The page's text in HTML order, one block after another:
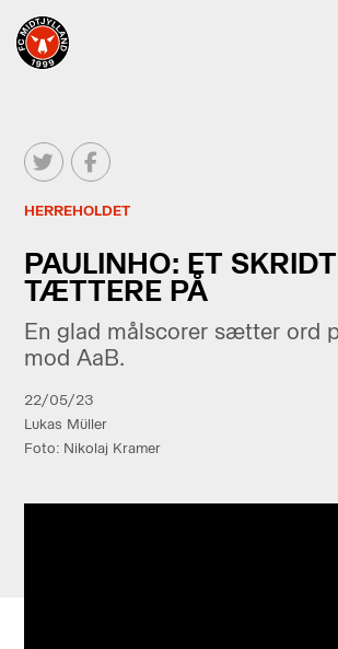
HERREHOLDET
PAULINHO: ET SKRIDT
TÆTTERE PÅ
En glad målscorer sætter ord
mod AaB.
22/05/23
Lukas Müller
Foto: Nikolaj Kramer